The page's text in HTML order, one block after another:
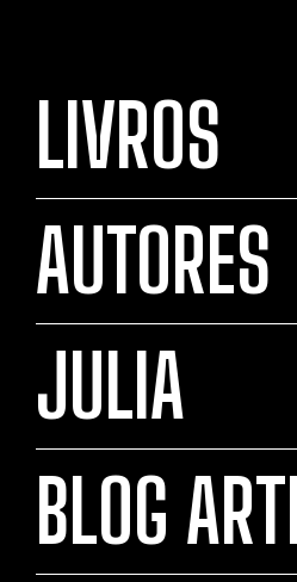
LIVROS
AUTORES
JULIA
BLOG